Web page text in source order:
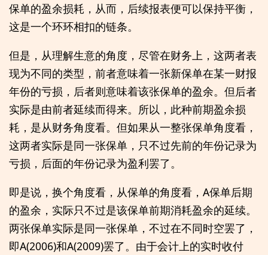
保单的盈余损耗，从而，后续报表便可以保持平衡，
这是一个环环相扣的链条。
但是，从理解生意的角度，尽管在财务上，这两者表
现为不同的类型，前者意味着一张新保单在某一财报
年份的亏损，后者则意味着该张保单的盈余。但后者
实际是由前者延续而得来。所以，此种前期盈余损
耗，是从财务角度看。但如果从一整张保单角度看，
这两者实际是同一张保单，只不过先前的年份记录为
亏损，后面的年份记录为盈利罢了。
即是说，换个角度看，从保单的角度看，A保单后期
的盈余，实际只不过是该保单前期消耗盈余的延续。
两张保单实际是同一张保单，不过在不同时空罢了，
即A(2006)和A(2009)罢了。由于会计上的实时收付